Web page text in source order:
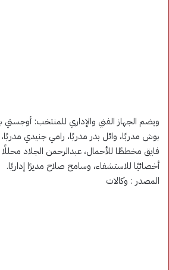
ويضم الجهاز الفني والإداري للمنتخب: أوجستي
بوش مدربًا، وائل بدر مدربًا، رامي جنيدي
فايق مخططًا للأحمال، عبدالرحمن الجلاد
أخصائيًا للاستشفاء، وسامح صلاح مديرًا إداريًا.
المصدر : وكالات